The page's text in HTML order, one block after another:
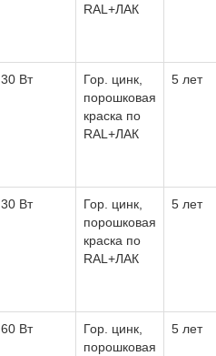
RAL+ЛАК
30 Вт
Гор. цинк,
порошковая
краска по
RAL+ЛАК
5 лет
30 Вт
Гор. цинк,
порошковая
краска по
RAL+ЛАК
5 лет
60 Вт
Гор. цинк,
порошковая
5 лет